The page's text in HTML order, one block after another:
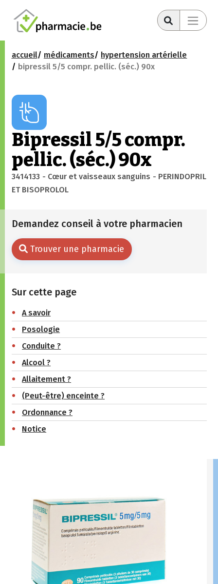
accueil médicaments
hypertension artérielle
bipressil 5/5 compr. pellic. (séc.) 90x
Bipressil 5/5 compr.
pellic. (séc.) 90x
3414133 - Cœur et vaisseaux sanguins - PERINDOPRIL
ET BISOPROLOL
Demandez conseil à votre pharmacien
Trouver une pharmacie
Sur cette page
A savoir
Posologie
Conduite ?
Alcool ?
Allaitement ?
(Peut-être) enceinte ?
Ordonnance ?
Notice